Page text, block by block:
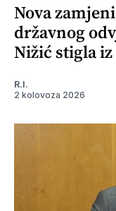
Nova
državnog
Nižić stigla iz
R.I.
2 kolovoza 2026